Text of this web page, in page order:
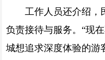
工作人员还介绍，
负责接待与服务。“现
城想追求深度体验的游